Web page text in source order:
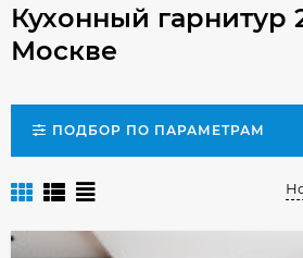
Кухонный гарнитур
Москве
ПОДБОР ПО ПАРАМЕТРАМ